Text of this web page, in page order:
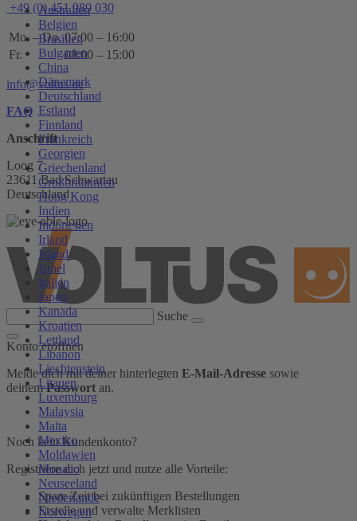
Australien
Belgien
Brasilien
Bulgarien
China
Dänemark
Deutschland
Estland
Finnland
Frankreich
Georgien
Griechenland
Großbritannien
Hong Kong
Indien
Indonesien
Irland
Island
Israel
Italien
Japan
Kanada
Kroatien
Lettland
Libanon
Liechtenstein
Litauen
Luxemburg
Malaysia
Malta
Mexiko
Moldawien
Monaco
Neuseeland
Niederlande
Norwegen
+49 (0) 451 989 030
Mo. – Do. 07:00 – 16:00
Fr.
08:00 – 15:00
info@voltus.de
FAQ
Anschrift
Loog 7
23611 Bad Schwartau
Deutschland
Suche
Konto eröffnen
Melde dich mit deiner hinterlegten E-Mail-Adresse sowie
deinemPasswort an.
Noch kein Kundenkonto?
Registriere dich jetzt und nutze alle Vorteile:
Spare Zeit bei zukünftigen Bestellungen
Erstelle und verwalte Merklisten